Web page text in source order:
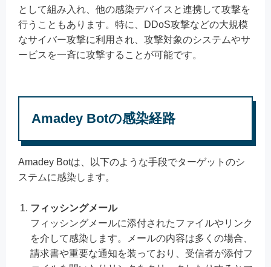
として組み入れ、他の感染デバイスと連携して攻撃を
行うこともあります。特に、DDoS攻撃などの大規模
なサイバー攻撃に利用され、攻撃対象のシステムやサ
ービスを一斉に攻撃することが可能です。
Amadey Botの感染経路
Amadey Botは、以下のような手段でターゲットのシ
ステムに感染します。
フィッシングメール
フィッシングメールに添付されたファイルやリンク
を介して感染します。メールの内容は多くの場合、
請求書や重要な通知を装っており、受信者が添付フ